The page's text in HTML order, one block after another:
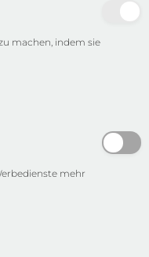
machen, indem sie
mehr